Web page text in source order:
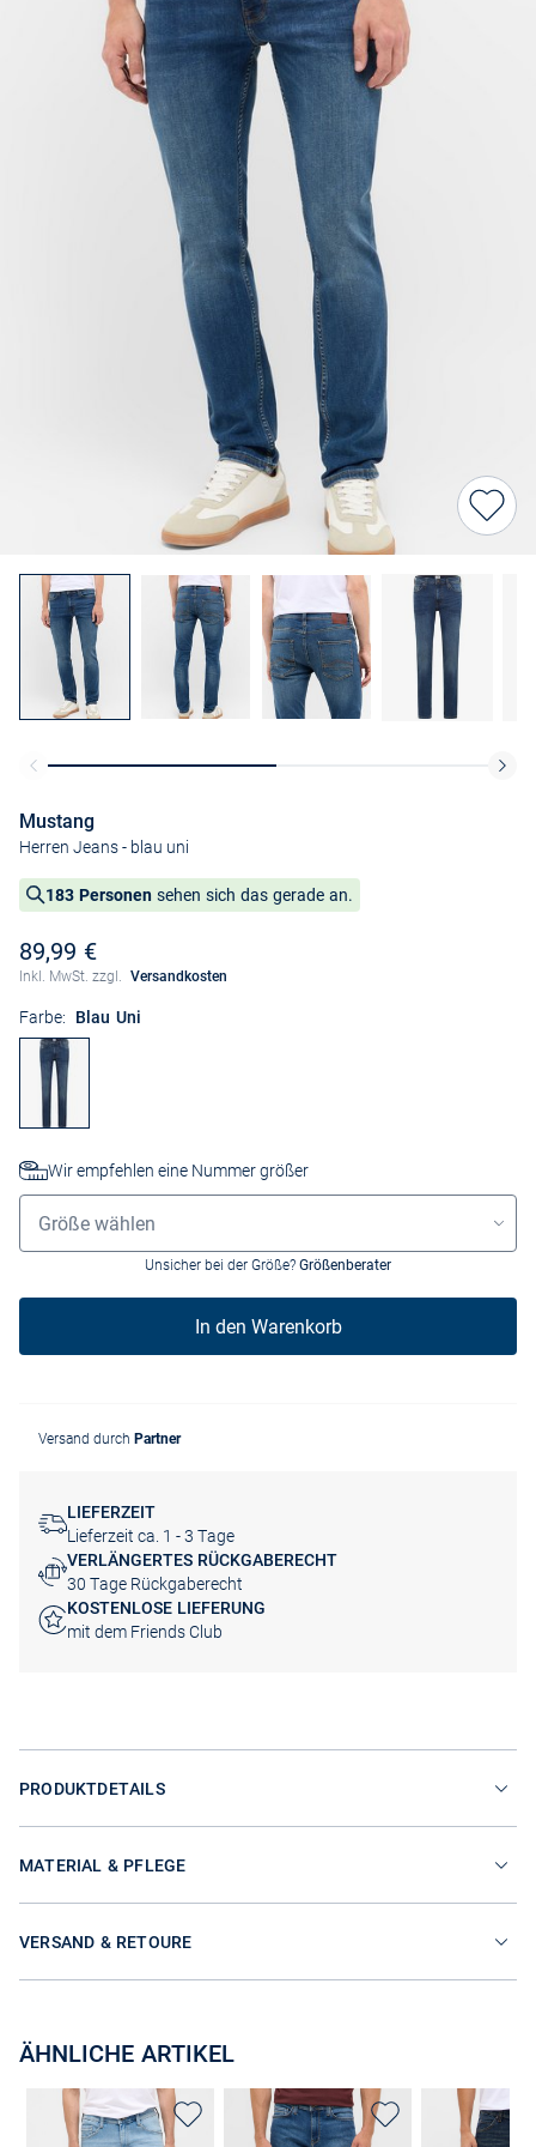
Mustang
Herren Jeans- blau uni
183 Personen sehen sich das gerade an.
89,99 €
Inkl. MwSt. zzgl. Versandkosten
Farbe: Blau Uni
Wir empfehlen eine Nummer größer
Größenauswahl
Größe wählen
Unsicher bei der Größe? Größenberater
In den Warenkorb
Versand durch Partner
LIEFERZEIT
Lieferzeit ca. 1 - 3 Tage
VERLÄNGERTES RÜCKGABERECHT
30 Tage Rückgaberecht
KOSTENLOSE LIEFERUNG
mit dem Friends Club
PRODUKTDETAILS
MATERIAL & PFLEGE
VERSAND & RETOURE
ÄHNLICHE ARTIKEL